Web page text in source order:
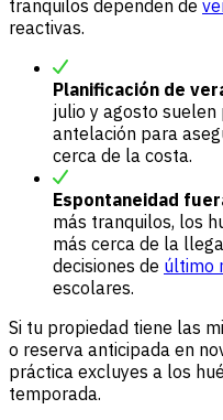
tranquilos dependen de
reactivas.
Planificación de
julio y agosto
antelación para
cerca de la costa.
Espontaneidad
más tranquilos, los
más cerca de la
decisiones de último
escolares.
Si tu propiedad tiene las
o reserva anticipada en
práctica excluyes a los
temporada.